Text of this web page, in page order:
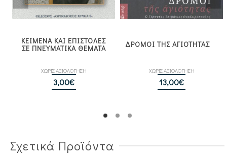
ΚΕΙΜΕΝΑ ΚΑΙ ΕΠΙΣΤΟΛΕΣ
ΣΕ ΠΝΕΥΜΑΤΙΚΑ ΘΕΜΑΤΑ
ΧΩΡΙΣ ΑΞΙΟΛΟΓΗΣΗ
3,00€
ΔΡΟΜΟΙ ΤΗΣ ΑΓΙΟΤΗΤΑΣ
ΧΩΡΙΣ ΑΞΙΟΛΟΓΗΣΗ
13,00€
Σχετικά Προϊόντα